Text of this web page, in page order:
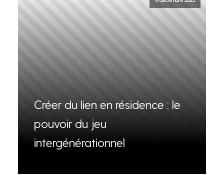
Créer du lien en résidence : le
pouvoir du jeu
intergénérationnel